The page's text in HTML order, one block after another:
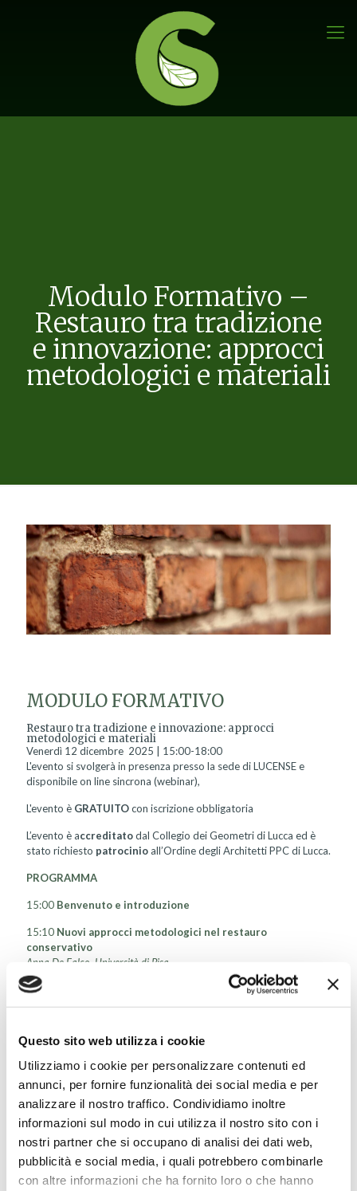
Questo sito web utilizza i cookie
Utilizziamo i cookie per personalizzare contenuti ed
annunci, per fornire funzionalità dei social media e per
analizzare il nostro traffico. Condividiamo inoltre
informazioni sul modo in cui utilizza il nostro sito con i
nostri partner che si occupano di analisi dei dati web,
pubblicità e social media, i quali potrebbero combinarle
con altre informazioni che ha fornito loro o che hanno
Modulo Formativo –
Restauro tra tradizione
e innovazione: approcci
metodologici e materiali
MODULO FORMATIVO
Restauro tra tradizione e innovazione: approcci
metodologici e materiali
Venerdì 12 dicembre 2025 | 15:00-18:00
L'evento si svolgerà in presenza presso la sede di LUCENSE e
disponibile on line sincrona (webinar),
L'evento è GRATUITOcon iscrizione obbligatoria
L’evento èaccreditatodal Collegio dei Geometri di Lucca ed è
stato richiesto patrocinioall’Ordine degli Architetti PPC di Lucca.
PROGRAMMA
15:00 Benvenuto e introduzione
15:10 Nuovi approcci metodologici nel restauro
conservativo
Anna De Falco, Università di Pisa
15:50
Marcello Spampinato, libero professionista
compatibili con l’esistente: restauro di Villa Puccini a
Viareggio
17:10Nuovi prodotti innovativi basati su principi antichi:
malte prive di Cemento e NHL, meno aggressive in restauro
17:50Discussione e conclusioni